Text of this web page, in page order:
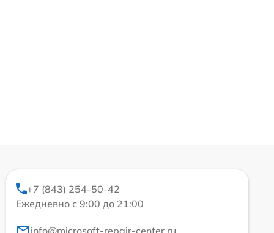
+7 (843) 254-50-42
Ежедневно с 9:00 до 21:00